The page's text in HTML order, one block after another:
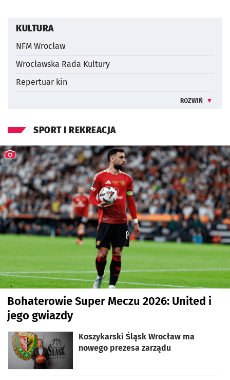
KULTURA
NFM Wrocław
Wrocławska Rada Kultury
Repertuar kin
ROZWIŃ
SPORT I REKREACJA
Bohaterowie Super Meczu 2026: United i
jego gwiazdy
Koszykarski Śląsk Wrocław ma
nowego prezesa zarządu